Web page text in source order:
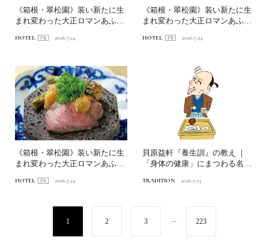
《箱根・翠松園》装い新たに生
まれ変わった大正ロマンあふれ
HOTEL 2026.7.24
《箱根・翠松園》装い新たに生
まれ変わった大正ロマンあふれ
HOTEL 2026.7.24
《箱根・翠松園》装い新たに生
まれ変わった大正ロマンあふれ
HOTEL 2026.7.24
貝原益軒『養生訓』の教え ｜
「身体の健康」にまつわる名言
TRADITION 2026.7.23
1 2 3 223